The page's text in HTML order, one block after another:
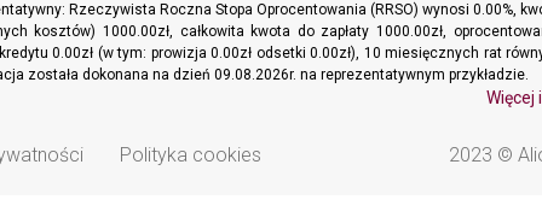
Rzeczywista Roczna Stopa Oprocentowania (RRSO) wynosi 0.00%,
kosztów) 1000.00zł, całkowita kwota do zapłaty 1000.00zł,
0.00zł (w tym: prowizja 0.00zł odsetki 0.00zł), 10 miesięcznych rat
została dokonana na dzień 09.08.2026r. na reprezentatywnym przykładzie.
Więcej
Polityka cookies 2023 ©